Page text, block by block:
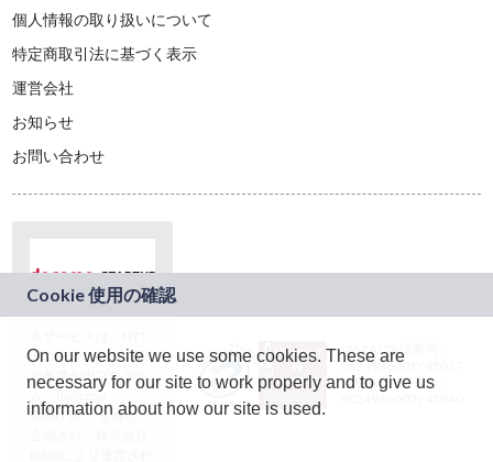
個人情報の取り扱いについて
特定商取引法に基づく表示
運営会社
お知らせ
お問い合わせ
ドコモグループの新
規事業創出プログラ
ム「docomo
STARTUP」を通じて
JASRAC許諾番号：
9024936001Y45037
JASRAC許諾番号：
On our website we use some cookies. These are
necessary for our site to work properly and to give us
information about how our site is used.